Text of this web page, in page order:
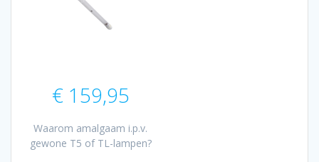
€159,95
Waarom amalgaam i.p.v.
gewone T5 of TL-lampen?